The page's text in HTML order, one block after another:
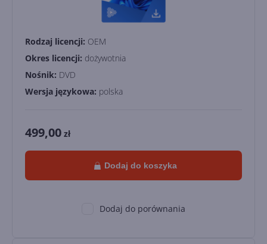
Rodzaj licencji: OEM
Okres licencji: dożywotnia
Nośnik: DVD
Wersja językowa: polska
499,00 zł
Dodaj do koszyka
Dodaj do porównania